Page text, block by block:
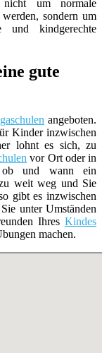
um normale
sondern um
und kindgerechte
gute
angeboten.
Kinder inzwischen
lohnt es sich, zu
vor Ort oder in
ob und wann ein
weit weg und Sie
gibt es inzwischen
unter Umständen
IhresKindes
machen.